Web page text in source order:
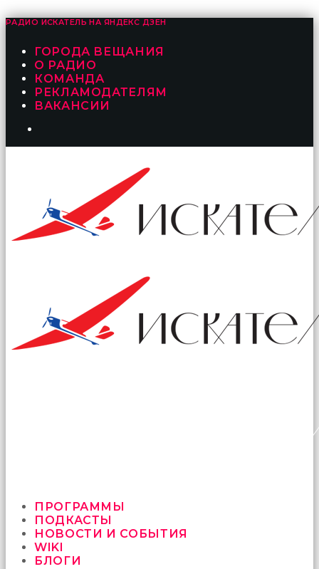
РАДИО ИСКАТЕЛЬ НА ЯНДЕКС ДЗЕН
ГОРОДА ВЕЩАНИЯ
О РАДИО
КОМАНДА
РЕКЛАМОДАТЕЛЯМ
ВАКАНСИИ
ПРОГРАММЫ
ПОДКАСТЫ
НОВОСТИ И СОБЫТИЯ
WIKI
БЛОГИ